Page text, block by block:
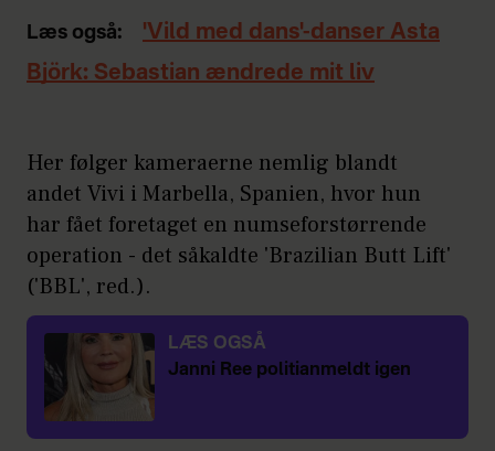
Læs også:
'Vild med dans'-danser Asta
Björk: Sebastian ændrede mit liv
Her følger kameraerne nemlig blandt
andet Vivi i Marbella, Spanien, hvor hun
har fået foretaget en numseforstørrende
operation - det såkaldte 'Brazilian Butt Lift'
('BBL', red.).
LÆS OGSÅ
Janni Ree politianmeldt igen